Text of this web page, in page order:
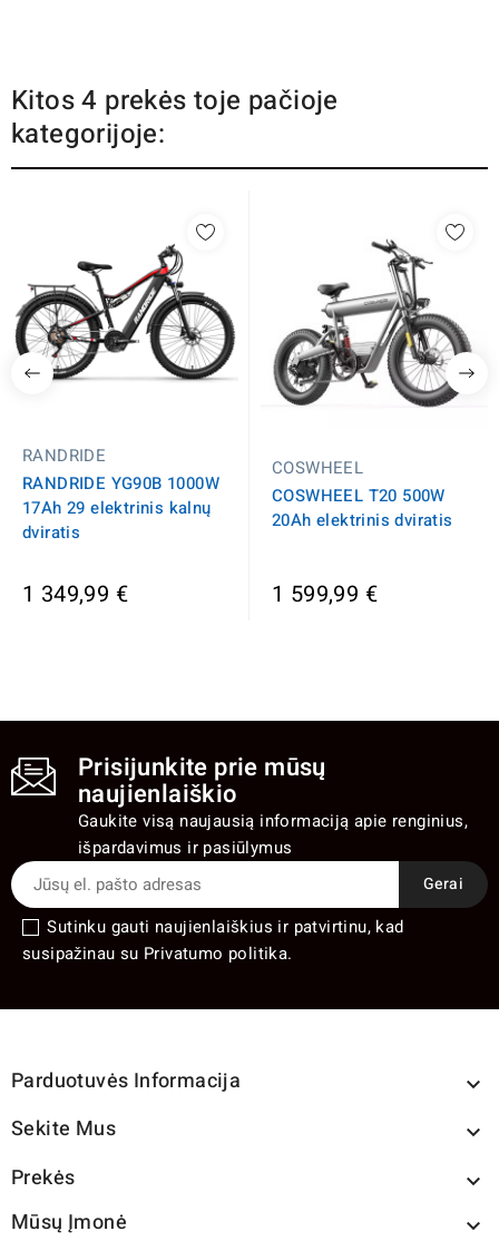
Kitos 4 prekės toje pačioje
kategorijoje:
RANDRIDE
RANDRIDE YG90B 1000W
17Ah 29 elektrinis kalnų
dviratis
1 349,99 €
COSWHEEL
COSWHEEL T20 500W
20Ah elektrinis dviratis
1 599,99 €
Prisijunkite prie mūsų
naujienlaiškio
Gaukite visą naujausią informaciją apie renginius,
išpardavimus ir pasiūlymus
Sutinku gauti naujienlaiškius ir patvirtinu, kad
susipažinau su Privatumo politika.
Parduotuvės Informacija 
Sekite Mus 
Prekės 
Mūsų Įmonė 